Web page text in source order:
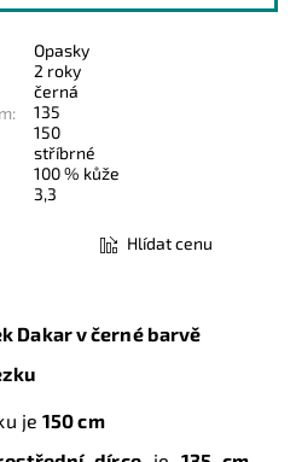
Opasky
2 roky
černá
135
150
stříbrné
100 % kůže
3,3
Hlídat cenu
Dakarv černé barvě
je 150 cm